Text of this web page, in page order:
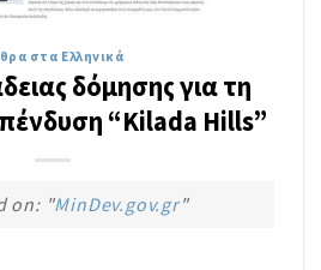
στα Ελληνικά
δόμησης για τη
“Kilada Hills”
on: "MinDev.gov.gr"